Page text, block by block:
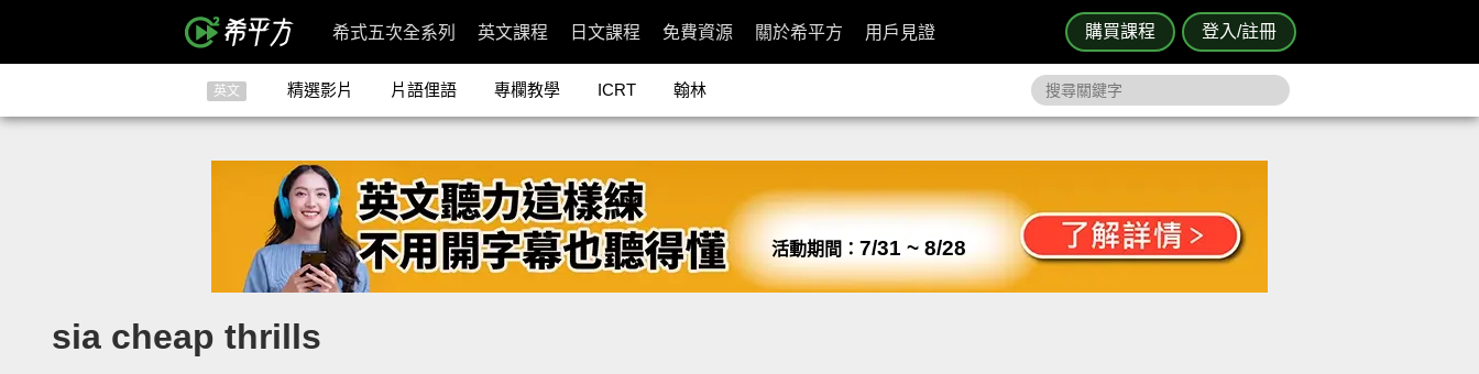
購買課程 登入/註冊
希式五次全系列 英文課程 日文課程 免費資源 關於希平方 用戶見證
英文 精選影片 片語俚語 專欄教學 ICRT 翰林
活動期間： 7/31 ~ 8/28
sia cheap thrills